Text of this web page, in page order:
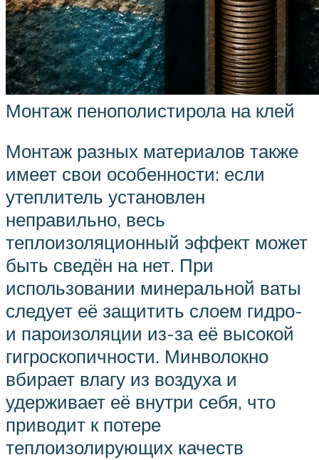
Монтаж пенополистирола на клей
Монтаж разных материалов также
имеет свои особенности: если
утеплитель установлен
неправильно, весь
теплоизоляционный эффект может
быть сведён на нет. При
использовании минеральной ваты
следует её защитить слоем гидро-
и пароизоляции из-за её высокой
гигроскопичности. Минволокно
вбирает влагу из воздуха и
удерживает её внутри себя, что
приводит к потере
теплоизолирующих качеств